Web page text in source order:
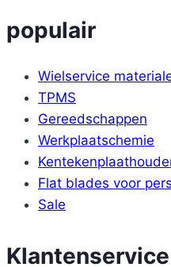
populair
Wielservice
TPMS
Gereedschappen
Werkplaatschemie
Flat blades voor
Sale
Klantenservice